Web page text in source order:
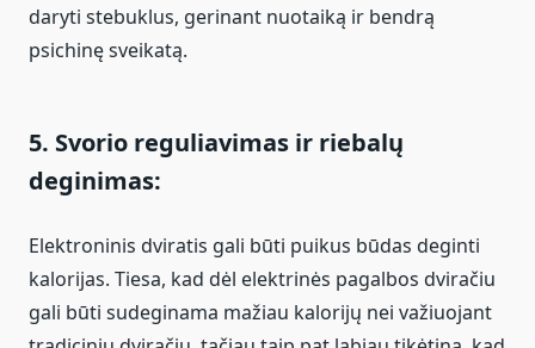
daryti stebuklus, gerinant nuotaiką ir bendrą
psichinę sveikatą.
5. Svorio reguliavimas ir riebalų
deginimas:
Elektroninis dviratis gali būti puikus būdas deginti
kalorijas. Tiesa, kad dėl elektrinės pagalbos dviračiu
gali būti sudeginama mažiau kalorijų nei važiuojant